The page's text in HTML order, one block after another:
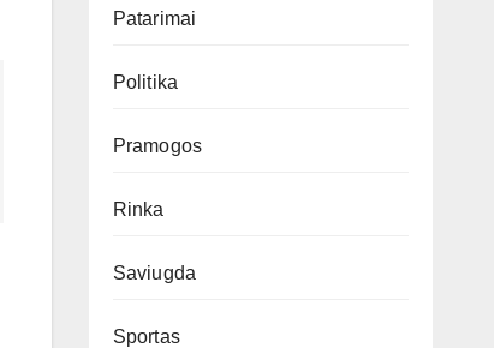
Patarimai
Politika
Pramogos
Rinka
Saviugda
Sportas